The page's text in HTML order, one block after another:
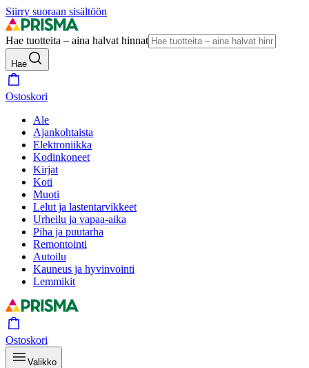
Siirry suoraan sisältöön
Hae tuotteita – aina halvat hinnat
Hae
Ostoskori
Ale
Ajankohtaista
Elektroniikka
Kodinkoneet
Kirjat
Koti
Muoti
Lelut ja lastentarvikkeet
Urheilu ja vapaa-aika
Piha ja puutarha
Remontointi
Autoilu
Kauneus ja hyvinvointi
Lemmikit
Ostoskori
Valikko